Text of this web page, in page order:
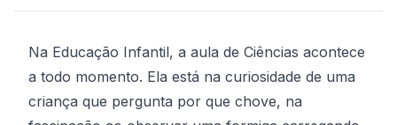
Na Educação Infantil, a aula de Ciências acontece
a todo momento. Ela está na curiosidade de uma
criança que pergunta por que chove, na